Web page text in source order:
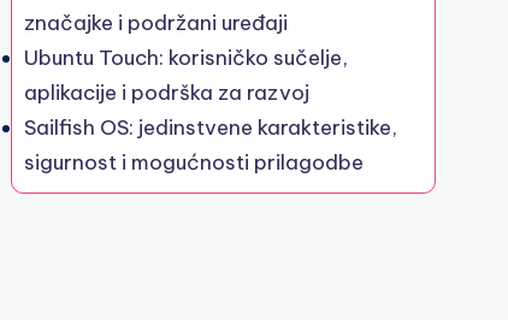
značajke i podržani uređaji
Ubuntu Touch: korisničko sučelje,
aplikacije i podrška za razvoj
Sailfish OS: jedinstvene karakteristike,
sigurnost i mogućnosti prilagodbe